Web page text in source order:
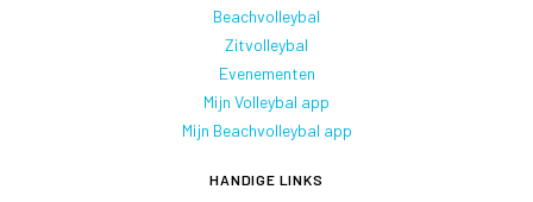
Beachvolleybal
Zitvolleybal
Evenementen
Mijn Volleybal app
Mijn Beachvolleybal app
HANDIGE LINKS